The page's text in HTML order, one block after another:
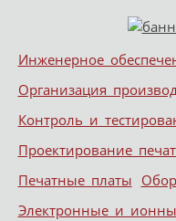
Меню
Skip to content
Инженерное
Организация
Контроль и
Проектирование
Печатные платы
Электронные и